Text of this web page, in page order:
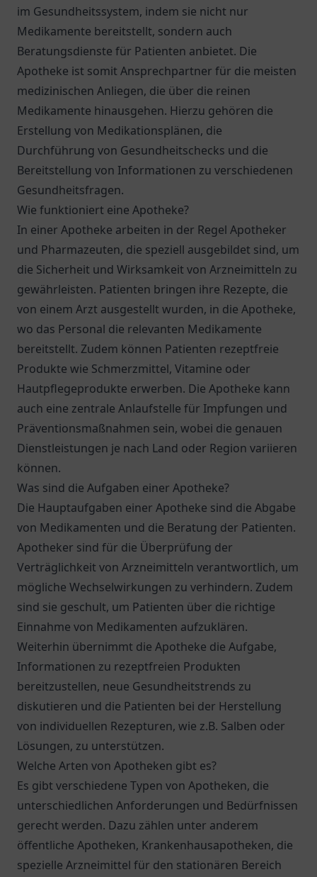
im Gesundheitssystem, indem sie nicht nur
Medikamente bereitstellt, sondern auch
Beratungsdienste für Patienten anbietet. Die
Apotheke ist somit Ansprechpartner für die meisten
medizinischen Anliegen, die über die reinen
Medikamente hinausgehen. Hierzu gehören die
Erstellung von Medikationsplänen, die
Durchführung von Gesundheitschecks und die
Bereitstellung von Informationen zu verschiedenen
Gesundheitsfragen.
Wie funktioniert eine Apotheke?
In einer Apotheke arbeiten in der Regel Apotheker
und Pharmazeuten, die speziell ausgebildet sind, um
die Sicherheit und Wirksamkeit von Arzneimitteln zu
gewährleisten. Patienten bringen ihre Rezepte, die
von einem Arzt ausgestellt wurden, in die Apotheke,
wo das Personal die relevanten Medikamente
bereitstellt. Zudem können Patienten rezeptfreie
Produkte wie Schmerzmittel, Vitamine oder
Hautpflegeprodukte erwerben. Die Apotheke kann
auch eine zentrale Anlaufstelle für Impfungen und
Präventionsmaßnahmen sein, wobei die genauen
Dienstleistungen je nach Land oder Region variieren
können.
Was sind die Aufgaben einer Apotheke?
Die Hauptaufgaben einer Apotheke sind die Abgabe
von Medikamenten und die Beratung der Patienten.
Apotheker sind für die Überprüfung der
Verträglichkeit von Arzneimitteln verantwortlich, um
mögliche Wechselwirkungen zu verhindern. Zudem
sind sie geschult, um Patienten über die richtige
Einnahme von Medikamenten aufzuklären.
Weiterhin übernimmt die Apotheke die Aufgabe,
Informationen zu rezeptfreien Produkten
bereitzustellen, neue Gesundheitstrends zu
diskutieren und die Patienten bei der Herstellung
von individuellen Rezepturen, wie z.B. Salben oder
Lösungen, zu unterstützen.
Welche Arten von Apotheken gibt es?
Es gibt verschiedene Typen von Apotheken, die
unterschiedlichen Anforderungen und Bedürfnissen
gerecht werden. Dazu zählen unter anderem
öffentliche Apotheken, Krankenhausapotheken, die
spezielle Arzneimittel für den stationären Bereich